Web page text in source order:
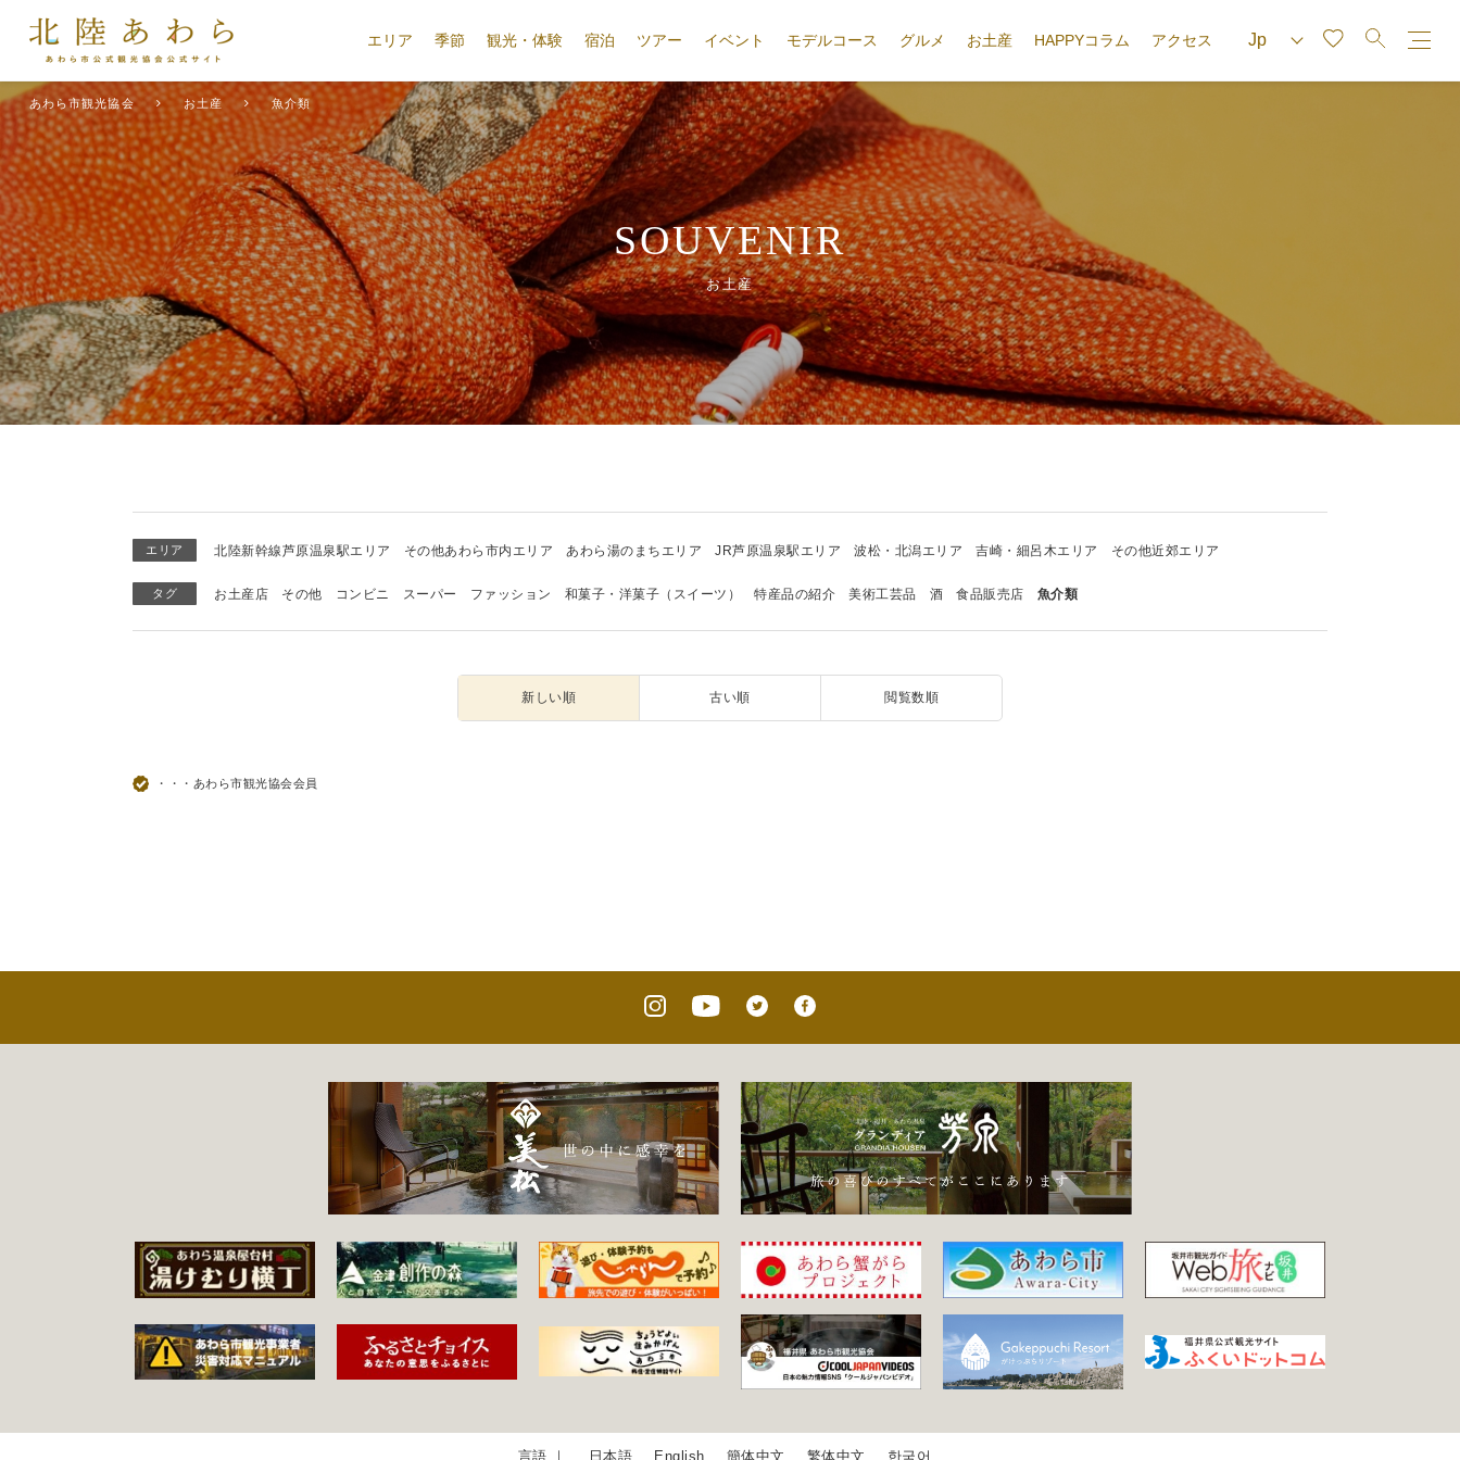
エリア 季節 観光・体験 宿泊 ツアー イベント モデルコース グルメ お土産 HAPPYコラム アクセス
あわら市観光協会 お土産 魚介類
SOUVENIR
お土産
エリア 北陸新幹線芦原温泉駅エリア その他あわら市内エリア あわら湯のまちエリア JR芦原温泉駅エリア 波松・北潟エリア 吉崎・細呂木エリア その他近郊エリア
タグ お土産店 その他 コンビニ スーパー ファッション 和菓子・洋菓子（スイーツ） 特産品の紹介 美術工芸品 酒 食品販売店 魚介類
新しい順 古い順 閲覧数順
・・・あわら市観光協会会員
日本語 English 簡体中文 繁体中文 한국어